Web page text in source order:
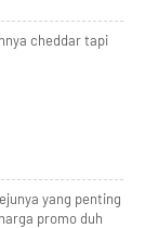
cheddar tapi
yang penting
promo duh